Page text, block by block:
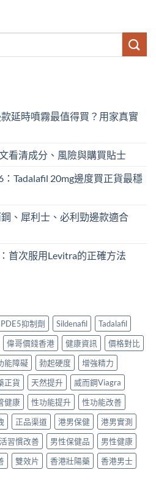
延時噴霧最值得買？用家真實
看清成分、風險與購買貼士
Tadalafil 20mg邊度買正貨最穩
、犀利士、必利勁邊款適合
首次服用Levitra的正確方法
PDE5抑制劑 Sildenafil
Tadalafil
偉哥價錢香港 健康資訊
價格對比
能障礙 勃起硬度
增強精力
正貨 天然提升
威而鋼Viagra
健康 性功能提升
性功能改善
正品渠道 港男保健
港男實測
習慣改善 男性保健品
男性健康
雙效片 香港壯陽藥
香港男士